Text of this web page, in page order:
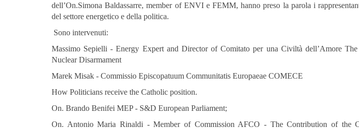
dell’On.Simona Baldassarre, member of ENVI e FEMM,hanno preso la parola i
del settore energetico e della politica.
Sono intervenuti:
Massimo Sepielli - Energy Expert and Director of Comitato per una Civiltà dell’Amore
Nuclear Disarmament
Marek Misak - Commissio Episcopatuum Communitatis Europaeae COMECE
How Politicians receive the Catholic position.
On. Brando Benifei MEP - S&D European Parliament;
On. Antonio Maria Rinaldi - Member of Commission AFCO - The Contribution of the